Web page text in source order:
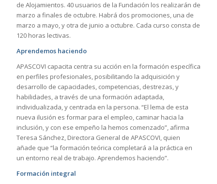
de Alojamientos. 40 usuarios de la Fundación los realizarán de
marzo a finales de octubre. Habrá dos promociones, una de
marzo a mayo, y otra de junio a octubre. Cada curso consta de
120 horas lectivas.
Aprendemos haciendo
APASCOVI capacita centra su acción en la formación específica
en perfiles profesionales, posibilitando la adquisición y
desarrollo de capacidades, competencias, destrezas, y
habilidades, a través de una formación adaptada,
individualizada, y centrada en la persona. “El lema de esta
nueva ilusión es formar para el empleo, caminar hacia la
inclusión, y con ese empeño la hemos comenzado”, afirma
Teresa Sánchez, Directora General de APASCOVI, quien
añade que “la formación teórica completará a la práctica en
un entorno real de trabajo. Aprendemos haciendo”.
Formación integral